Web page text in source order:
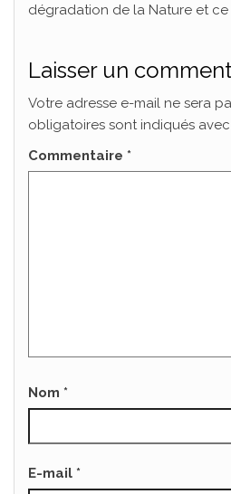
dégradation de la Nature et ce
Laisser un
Votre adresse e-mail ne sera
obligatoires sont indiqués avec
Commentaire *
Nom *
E-mail *